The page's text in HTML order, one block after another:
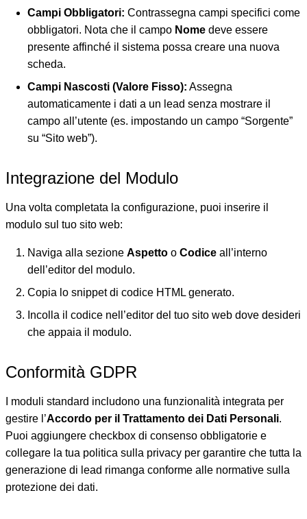
Campi Obbligatori: Contrassegna campi specifici come
obbligatori. Nota che il campo Nome deve essere
presente affinché il sistema possa creare una nuova
scheda.
Campi Nascosti (Valore Fisso): Assegna
automaticamente i dati a un lead senza mostrare il
campo all’utente (es. impostando un campo “Sorgente”
su “Sito web”).
Integrazione del Modulo
Una volta completata la configurazione, puoi inserire il
modulo sul tuo sito web:
Naviga alla sezione Aspetto o Codice all’interno
dell’editor del modulo.
Copia lo snippet di codice HTML generato.
Incolla il codice nell’editor del tuo sito web dove desideri
che appaia il modulo.
Conformità GDPR
I moduli standard includono una funzionalità integrata per
gestire l’Accordo per il Trattamento dei Dati Personali.
Puoi aggiungere checkbox di consenso obbligatorie e
collegare la tua politica sulla privacy per garantire che tutta la
generazione di lead rimanga conforme alle normative sulla
protezione dei dati.